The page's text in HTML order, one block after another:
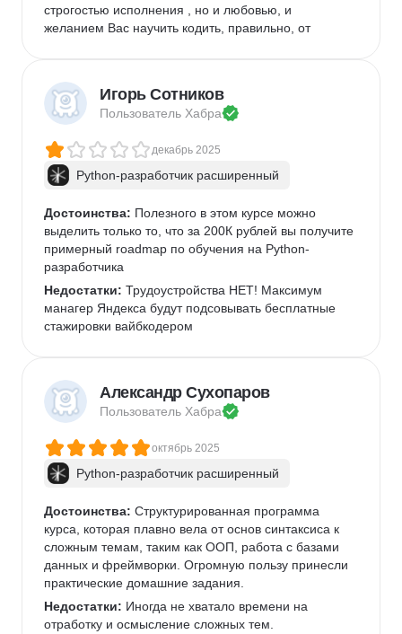
строгостью исполнения , но и любовью, и
желанием Вас научить кодить, правильно, от
Игорь Сотников
Пользователь Хабра
декабрь 2025
Python-разработчик расширенный
Достоинства: Полезного в этом курсе можно
выделить только то, что за 200К рублей вы получите
примерный roadmap по обучения на Python-
разработчика
Недостатки: Трудоустройства НЕТ! Максимум
манагер Яндекса будут подсовывать бесплатные
стажировки вайбкодером
Александр Сухопаров
Пользователь Хабра
октябрь 2025
Python-разработчик расширенный
Достоинства: Структурированная программа
курса, которая плавно вела от основ синтаксиса к
сложным темам, таким как ООП, работа с базами
данных и фреймворки. Огромную пользу принесли
практические домашние задания.
Недостатки: Иногда не хватало времени на
отработку и осмысление сложных тем.